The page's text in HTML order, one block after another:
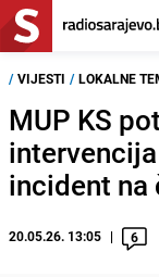
/ VIJESTI / LOKALNE
MUP KS
incident na
20.05.26. 13:05 6